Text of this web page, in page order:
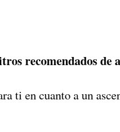
recomendados de
ti en cuanto a un